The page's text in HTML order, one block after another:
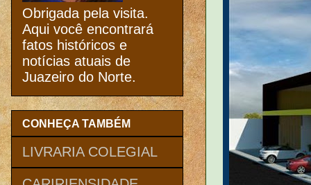
Obrigada pela visita.
Aqui você encontrará
fatos históricos e
notícias atuais de
Juazeiro do Norte.
CONHEÇA TAMBÉM
LIVRARIA COLEGIAL